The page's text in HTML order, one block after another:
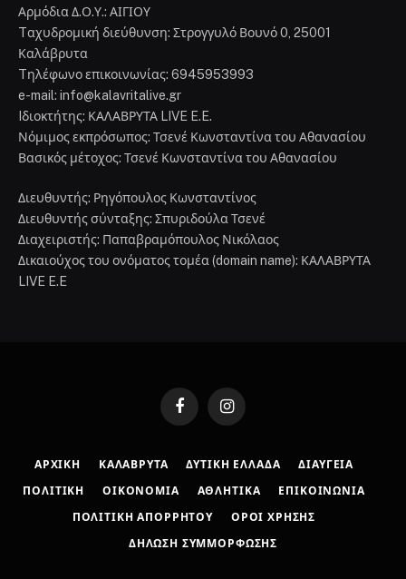
Αρμόδια Δ.Ο.Υ.: ΑΙΓΙΟΥ
Tαχυδρομική διεύθυνση: Στρογγυλό Βουνό 0, 25001
Καλάβρυτα
Tηλέφωνο επικοινωνίας: 6945953993
e-mail: info@kalavritalive.gr
Iδιοκτήτης: ΚΑΛΑΒΡΥΤΑ LIVE E.E.
Νόμιμος εκπρόσωπος: Τσενέ Κωνσταντίνα του Αθανασίου
Βασικός μέτοχος: Τσενέ Κωνσταντίνα του Αθανασίου
Διευθυντής: Ρηγόπουλος Κωνσταντίνος
Διευθυντής σύνταξης: Σπυριδούλα Τσενέ
Διαχειριστής: Παπαβραμόπουλος Νικόλαος
Δικαιούχος του ονόματος τομέα (domain name): ΚΑΛΑΒΡΥΤΑ
LIVE E.E
FacebookInstagram
ΑΡΧΙΚΉ ΚΑΛΆΒΡΥΤΑ ΔΥΤΙΚΉ ΕΛΛΆΔΑ ΔΙΑΎΓΕΙΑ
ΠΟΛΙΤΙΚΉ ΟΙΚΟΝΟΜΊΑ ΑΘΛΗΤΙΚΆ ΕΠΙΚΟΙΝΩΝΊΑ
ΠΟΛΙΤΙΚΉ ΑΠΟΡΡΉΤΟΥ ΌΡΟΙ ΧΡΉΣΗΣ
ΔΉΛΩΣΗ ΣΥΜΜΌΡΦΩΣΗΣ